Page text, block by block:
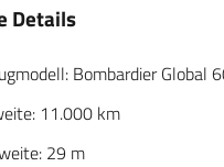
Details
Bombardier Global
11.000 km
29 m